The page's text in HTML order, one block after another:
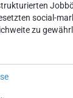
social-
zu